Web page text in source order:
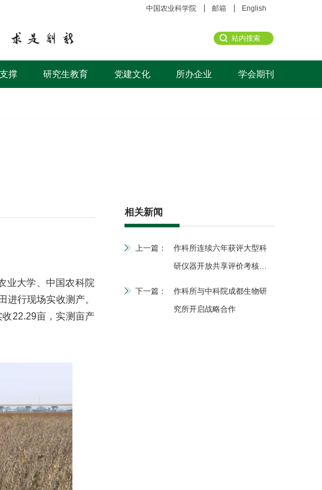
中国农业科学院 邮箱 English
撑 研究生教育 党建文化 所办企业 学会期刊
业大学、中国农科院
行现场实收测产。
22.29亩，实测亩产
相关新闻
上一篇：
作科所连续六年获评大型科
研仪器开放共享评价考核优
下一篇：
作科所与中科院成都生物研
究所开启战略合作